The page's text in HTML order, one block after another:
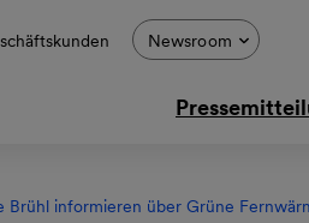
Newsroom
Brühl informieren über Grüne